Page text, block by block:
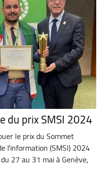
du prix SMSI 2024
le prix du Sommet
l'information (SMSI) 2024
27 au 31 mai à Genève,